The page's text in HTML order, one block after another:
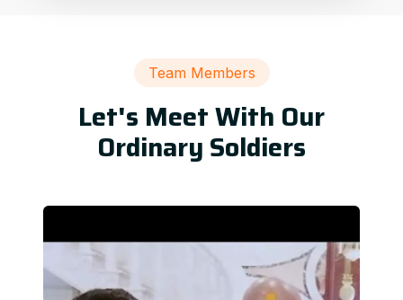
Team Members
Let's Meet With Our
Ordinary Soldiers